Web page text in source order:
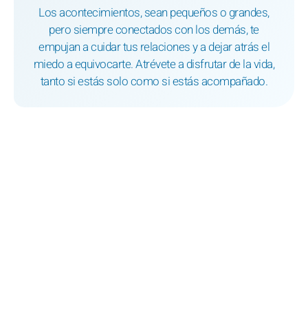
Los acontecimientos, sean pequeños o grandes,
pero siempre conectados con los demás, te
empujan a cuidar tus relaciones y a dejar atrás el
miedo a equivocarte. Atrévete a disfrutar de la vida,
tanto si estás solo como si estás acompañado.